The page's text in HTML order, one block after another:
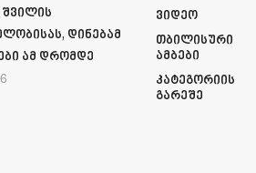
დინებამ
ამ დრომდე
Ვიდეო
Თბილისური
Ამბები
Კატეგორიის
Გარეშე